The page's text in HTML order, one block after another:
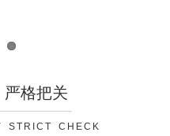
严格把关
STRICT CHECK